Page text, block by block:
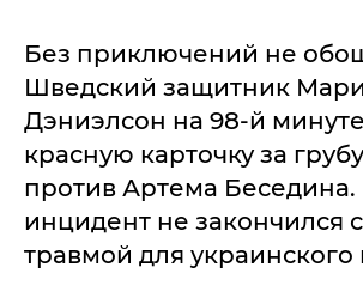
Без приключений не
Шведский защитник
Дэниэлсон на 98-й
красную карточку за
против Артема Беседина.
инцидент не закончился
травмой для украинского